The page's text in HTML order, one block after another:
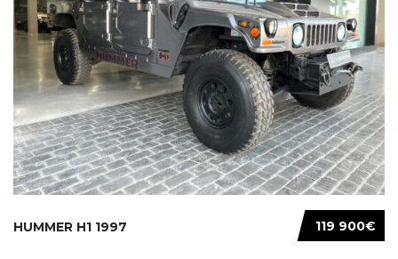
119 900€
HUMMER H1 1997